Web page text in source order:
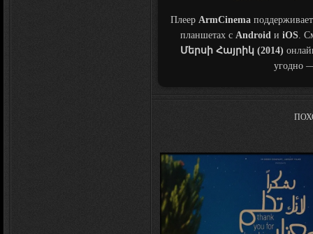
Плеер ArmCinema
планшетах с Androidи iOS.
Մերսի Հայրիկ (2014)
угодно